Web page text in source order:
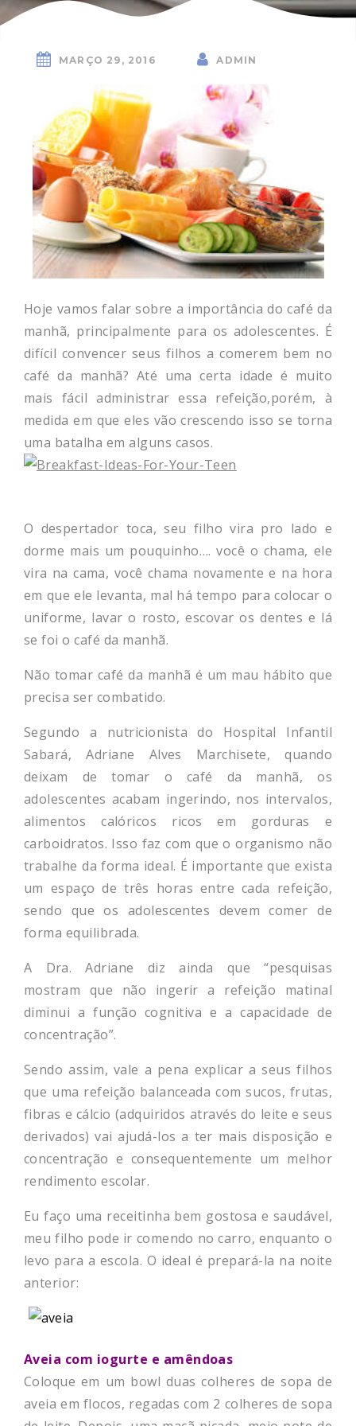
MARÇO 29, 2016 ADMIN
Hoje vamos falar sobre a importância do café da
manhã, principalmente para os adolescentes. É
difícil convencer seus filhos a comerem bem no
café da manhã? Até uma certa idade é muito
mais fácil administrar essa refeição,porém, à
medida em que eles vão crescendo isso se torna
uma batalha em alguns casos.
O despertador toca, seu filho vira pro lado e
dorme mais um pouquinho…. você o chama, ele
vira na cama, você chama novamente e na hora
em que ele levanta, mal há tempo para colocar o
uniforme, lavar o rosto, escovar os dentes e lá
se foi o café da manhã.
Não tomar café da manhã é um mau hábito que
precisa ser combatido.
Segundo a nutricionista do Hospital Infantil
Sabará, Adriane Alves Marchisete, quando
deixam de tomar o café da manhã, os
adolescentes acabam ingerindo, nos intervalos,
alimentos calóricos ricos em gorduras e
carboidratos. Isso faz com que o organismo não
trabalhe da forma ideal. É importante que exista
um espaço de três horas entre cada refeição,
sendo que os adolescentes devem comer de
forma equilibrada.
A Dra. Adriane diz ainda que “pesquisas
mostram que não ingerir a refeição matinal
diminui a função cognitiva e a capacidade de
concentração”.
Sendo assim, vale a pena explicar a seus filhos
que uma refeição balanceada com sucos, frutas,
fibras e cálcio (adquiridos através do leite e seus
derivados) vai ajudá-los a ter mais disposição e
concentração e consequentemente um melhor
rendimento escolar.
Eu faço uma receitinha bem gostosa e saudável,
meu filho pode ir comendo no carro, enquanto o
levo para a escola. O ideal é prepará-la na noite
anterior:
Aveia com iogurte e amêndoas
Coloque em um bowl duas colheres de sopa de
aveia em flocos, regadas com 2 colheres de sopa